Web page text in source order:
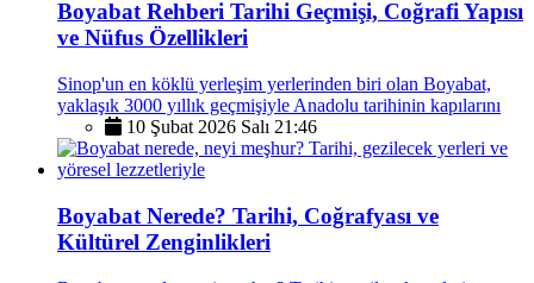
Boyabat Rehberi Tarihi Geçmişi, Coğrafi Yapısı
ve Nüfus Özellikleri
Sinop'un en köklü yerleşim yerlerinden biri olan Boyabat,
yaklaşık 3000 yıllık geçmişiyle Anadolu tarihinin kapılarını
10 Şubat 2026 Salı 21:46
Boyabat Nerede? Tarihi, Coğrafyası ve
Kültürel Zenginlikleri